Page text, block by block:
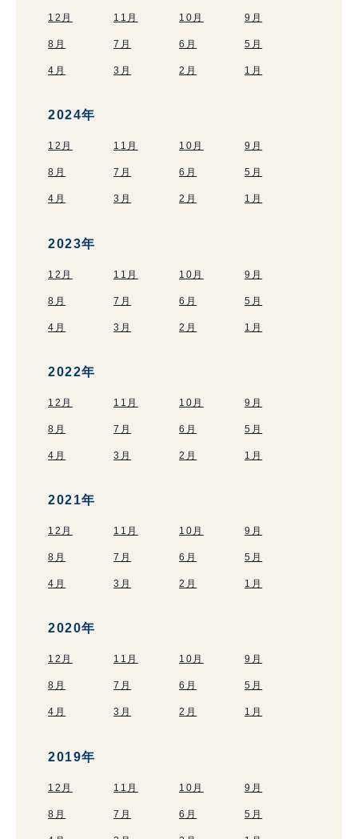
12月 11月 10月 9月
8月 7月 6月 5月
4月 3月 2月 1月
2024年
12月 11月 10月 9月
8月 7月 6月 5月
4月 3月 2月 1月
2023年
12月 11月 10月 9月
8月 7月 6月 5月
4月 3月 2月 1月
2022年
12月 11月 10月 9月
8月 7月 6月 5月
4月 3月 2月 1月
2021年
12月 11月 10月 9月
8月 7月 6月 5月
4月 3月 2月 1月
2020年
12月 11月 10月 9月
8月 7月 6月 5月
4月 3月 2月 1月
2019年
12月 11月 10月 9月
8月 7月 6月 5月